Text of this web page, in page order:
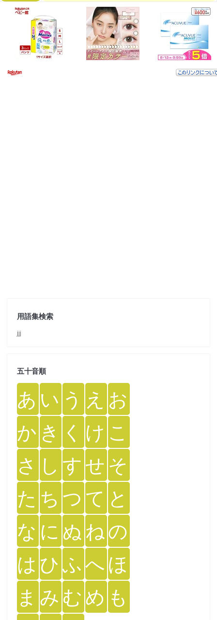
用語集検索
jjj
五十音順
あ い う え お
か き く け こ
さ し すせ そ
た ち つ て と
な に ぬ ねの
は ひふへほ
ま み むめ も